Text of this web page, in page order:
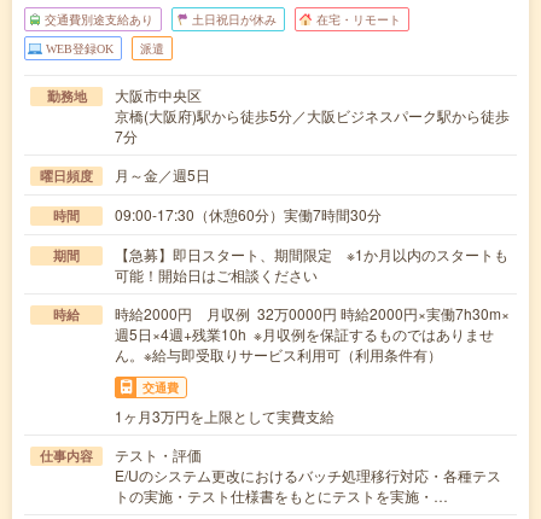
交通費別途支給あり 土日祝日が休み 在宅・リモート
WEB登録OK 派遣
勤務地
大阪市中央区
京橋(大阪府)駅から徒歩5分／大阪ビジネスパーク駅から徒歩
7分
曜日頻度 月～金／週5日
時間 09:00-17:30（休憩60分）実働7時間30分
期間
【急募】即日スタート、期間限定 ※1か月以内のスタートも
可能！開始日はご相談ください
時給
時給2000円 月収例 32万0000円 時給2000円×実働7h30m×
週5日×4週+残業10h ※月収例を保証するものではありませ
ん。※給与即受取りサービス利用可（利用条件有）
交通費
1ヶ月3万円を上限として実費支給
仕事内容
テスト・評価
E/Uのシステム更改におけるバッチ処理移行対応・各種テス
トの実施・テスト仕様書をもとにテストを実施・…